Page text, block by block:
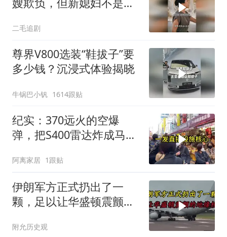
二毛追剧
尊界V800选装“鞋拔子”要
多少钱？沉浸式体验揭晓
牛锅巴小钒 1614跟贴
纪实：370远火的空爆
弹，把S400雷达炸成马蜂
了
阿离家居 1跟贴
伊朗军方正式扔出了一
颗，足以让华盛顿震颤的
附允历史观